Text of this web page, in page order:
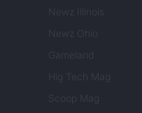
Newz Illinois
Newz Ohio
Gameland
Hig Tech Mag
Scoop Mag